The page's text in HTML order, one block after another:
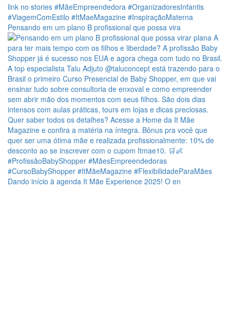
Pensando em um plano B profissional que possa vira
Dando início à agenda It Mãe Experience 2025! O en